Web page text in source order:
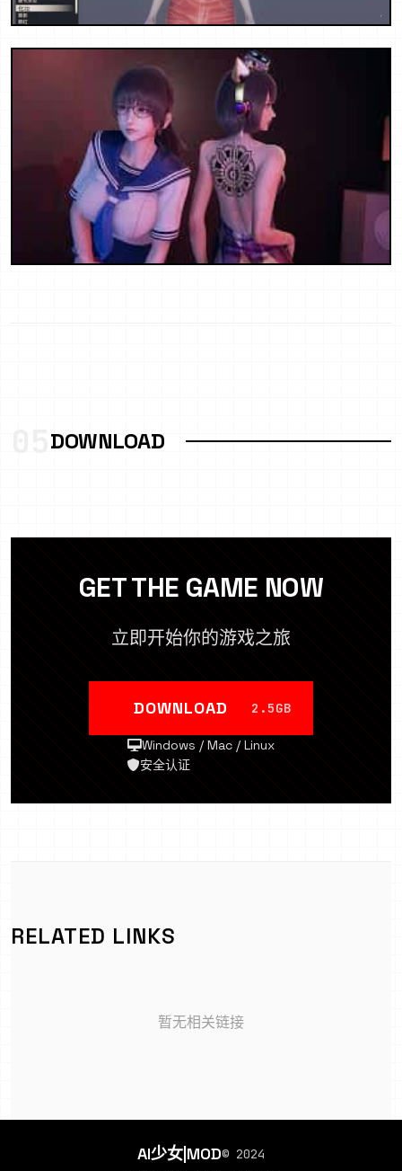
DOWNLOAD
GET THE GAME NOW
立即开始你的游戏之旅
DOWNLOAD 2.5GB
Windows / Mac / Linux
安全认证
RELATED LINKS
暂无相关链接
AI少女|MOD© 2024